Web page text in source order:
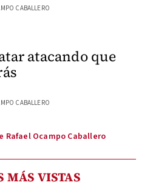
CABALLERO
atacando que
CABALLERO
Rafael Ocampo Caballero
MÁS VISTAS